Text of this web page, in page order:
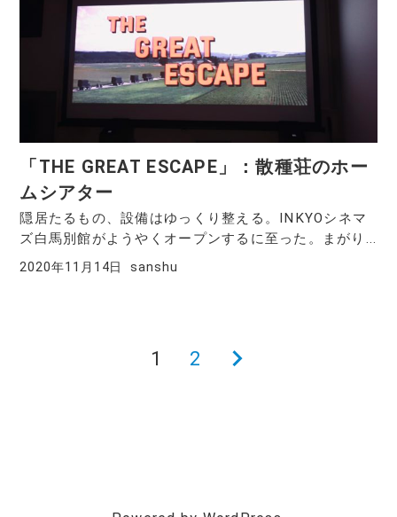
「THE GREAT ESCAPE」：散種荘のホー
ムシアター
隠居たるもの、設備はゆっくり整える。INKYOシネマ
ズ白馬別館がようやくオープンするに至った。まがり...
2020年11月14日 sanshu
1 2
次